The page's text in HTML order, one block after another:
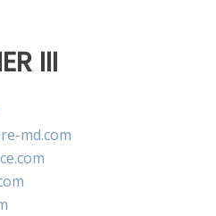
III
md.com